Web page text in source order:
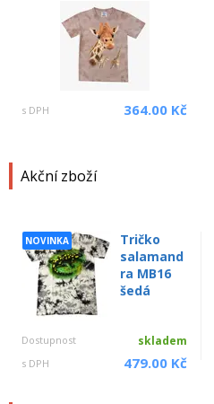
Akční zboží
NOVINKA
Tričko
salamand
ra MB16
šedá
Dostupnost skladem
s DPH 479.00 Kč
s DPH 364.00 Kč